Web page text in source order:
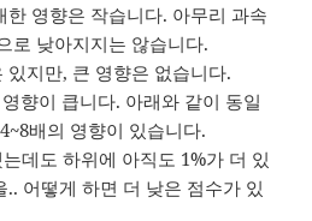
영향은 작습니다. 아무리 과속
로 낮아지지는 않습니다.
지만, 큰 영향은 없습니다.
향이 큽니다. 아래와 같이 동일
배의 영향이 있습니다.
데도 하위에 아직도 1%가 더 있
어떻게 하면 더 낮은 점수가 있